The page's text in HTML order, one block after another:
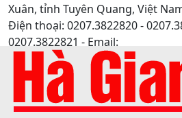
Xuân, tỉnh Tuyên Quang, Việt
Điện thoại: 0207.3822820 -
0207.3822821 - Email: